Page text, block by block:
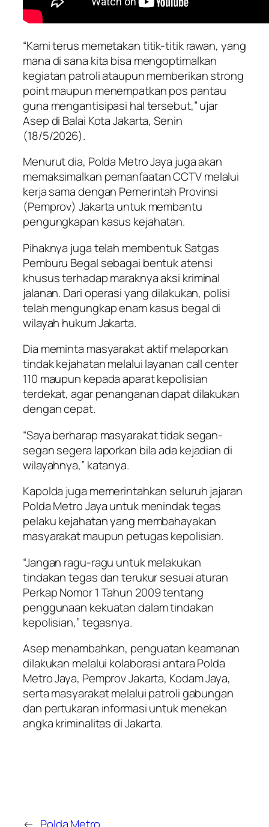
“Kami terus memetakan titik-titik rawan, yang
mana di sana kita bisa mengoptimalkan
kegiatan patroli ataupun memberikan strong
point maupun menempatkan pos pantau
guna mengantisipasi hal tersebut,” ujar
Asep di Balai Kota Jakarta, Senin
(18/5/2026).
Menurut dia, Polda Metro Jaya juga akan
memaksimalkan pemanfaatan CCTV melalui
kerja sama dengan Pemerintah Provinsi
(Pemprov) Jakarta untuk membantu
pengungkapan kasus kejahatan.
Pihaknya juga telah membentuk Satgas
Pemburu Begal sebagai bentuk atensi
khusus terhadap maraknya aksi kriminal
jalanan. Dari operasi yang dilakukan, polisi
telah mengungkap enam kasus begal di
wilayah hukum Jakarta.
Dia meminta masyarakat aktif melaporkan
tindak kejahatan melalui layanan call center
110 maupun kepada aparat kepolisian
terdekat, agar penanganan dapat dilakukan
dengan cepat.
“Saya berharap masyarakat tidak segan-
segan segera laporkan bila ada kejadian di
wilayahnya,” katanya.
Kapolda juga memerintahkan seluruh jajaran
Polda Metro Jaya untuk menindak tegas
pelaku kejahatan yang membahayakan
masyarakat maupun petugas kepolisian.
“Jangan ragu-ragu untuk melakukan
tindakan tegas dan terukur sesuai aturan
Perkap Nomor 1 Tahun 2009 tentang
penggunaan kekuatan dalam tindakan
kepolisian,” tegasnya.
Asep menambahkan, penguatan keamanan
dilakukan melalui kolaborasi antara Polda
Metro Jaya, Pemprov Jakarta, Kodam Jaya,
serta masyarakat melalui patroli gabungan
dan pertukaran informasi untuk menekan
angka kriminalitas di Jakarta.